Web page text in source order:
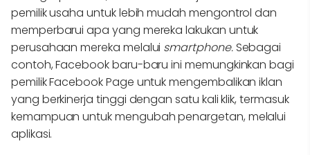
pemilik usaha untuk lebih mudah mengontrol dan
memperbarui apa yang mereka lakukan untuk
perusahaan mereka melalui smartphone. Sebagai
contoh, Facebook baru-baru ini memungkinkan bagi
pemilik Facebook Page untuk mengembalikan iklan
yang berkinerja tinggi dengan satu kali klik, termasuk
kemampuan untuk mengubah penargetan, melalui
aplikasi.